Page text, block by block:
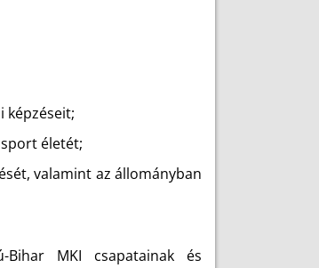
képzéseit;
életét;
valamint az állományban
MKI csapatainak és